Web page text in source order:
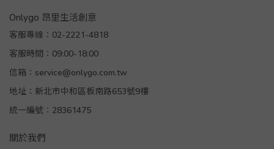
Onlygo 昂里生活創意
客服專線：02-2221-4818
客服時間：09:00-18:00
信箱：service@onlygo.com.tw
地址：新北市中和區板南路653號9樓
統一編號：28361475
關於我們